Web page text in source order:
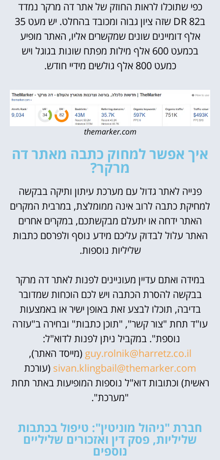
כפי שתוכלו לראות החוזק של אתר דה מרקר נמדד
ב82 DR שזה ציון גבוה ומכובד בהחלט. יש מעט 35
אלף דומיינים שונים שמקשרים אליו, האתר מופיע
בכמעט 600 אלף מילות מפתח שונות בגוגל ויש
כמעט 800 אלף גולשים מידיי חודש.
themarker.com
איך אפשר למחוק כתבה מאתר דה
מרקר?
פנייה לאתר גדול עם מערכת עיתון ותיקה בבקשה
למחיקת כתבה לרוב אינה ממומלצת, במרבית המקרים
האתר ידחה או יתעלם מבקשתכם, במקרים אחרים
האתר עלול לבדוק עליכם מידע נוסף ולפרסם כתבות
שליליות נוספות.
במידה ואתם עדיין מעוניינים לפנות לאתר דה מרקר
בבקשה להסרת הכתבה ויש לכם הוכחות שמדובר
בדיבה, תוכלו לבצע זאת באופן ישיר או באמצעות
עו"ד תחת "צור קשר", "תוכן כתבות" ובחירה ב"עזרה
נוספת". במקביל ניתן לפנות לדוא"ל:
guy.rolnik@harretz.co.il (מייסד האתר),
sivan.klingbail@themarker.com (עורכת
ראשית) וכתובות דוא"ל נוספות המופיעות באתר תחת
"מערכת".
חברת "ניהול מוניטין": טיפול בכתבות
שליליות, פסק דין ואזכורים שליליים
נוספים